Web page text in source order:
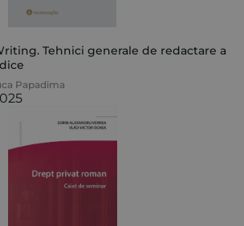
Tehnici generale de redactare a
Papadima